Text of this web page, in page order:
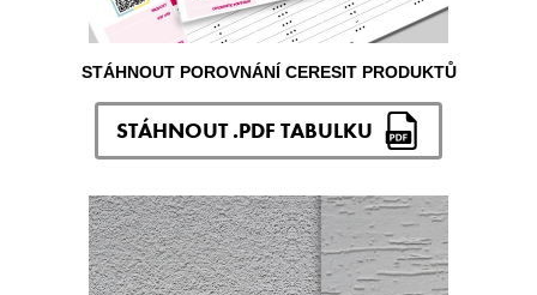
STÁHNOUT POROVNÁNÍ CERESIT PRODUKTŮ
STÁHNOUT .PDF TABULKU